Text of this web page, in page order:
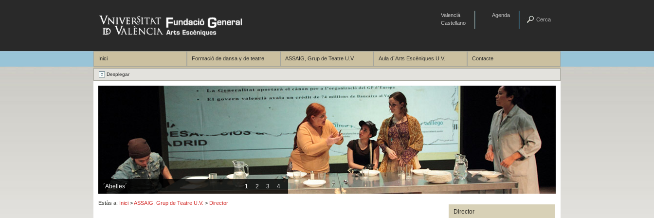
Valencià
Castellano
Agenda
Cerca
Inici Formació de dansa y de teatre ASSAIG, Grup de Teatre U.V. Aula d´Arts Escèniques U.V. Contacte
Desplegar
´Abelles´ 1 2 3 4
Estàs a: Inici >ASSAIG, Grup de Teatre U.V. > Director
Director